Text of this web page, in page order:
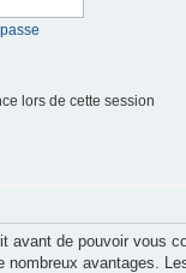
lors de cette session
avant de pouvoir vous
nombreux avantages.